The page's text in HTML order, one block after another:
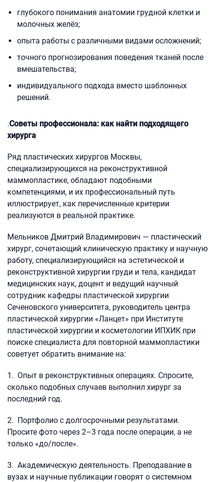
глубокого понимания анатомии грудной клетки и
молочных желёз;
опыта работы с различными видами осложнений;
точного прогнозирования поведения тканей после
вмешательства;
индивидуального подхода вместо шаблонных
решений.
.Советы профессионала: как найти подходящего
хирурга
Ряд пластических хирургов Москвы,
специализирующихся на реконструктивной
маммопластике, обладают подобными
компетенциями, и их профессиональный путь
иллюстрирует, как перечисленные критерии
реализуются в реальной практике.
Мельников Дмитрий Владимирович — пластический
хирург, сочетающий клиническую практику и научную
работу, специализирующийся на эстетической и
реконструктивной хирургии груди и тела, кандидат
медицинских наук, доцент и ведущий научный
сотрудник кафедры пластической хирургии
Сеченовского университета, руководитель центра
пластической хирургии «Ланцет» при Институте
пластической хирургии и косметологии ИПХИК при
поиске специалиста для повторной маммопластики
советует обратить внимание на:
1. Опыт в реконструктивных операциях. Спросите,
сколько подобных случаев выполнил хирург за
последний год.
2. Портфолио с долгосрочными результатами.
Просите фото через 2–3 года после операции, а не
только «до/после».
3. Академическую деятельность. Преподавание в
вузах и научные публикации говорят о системном